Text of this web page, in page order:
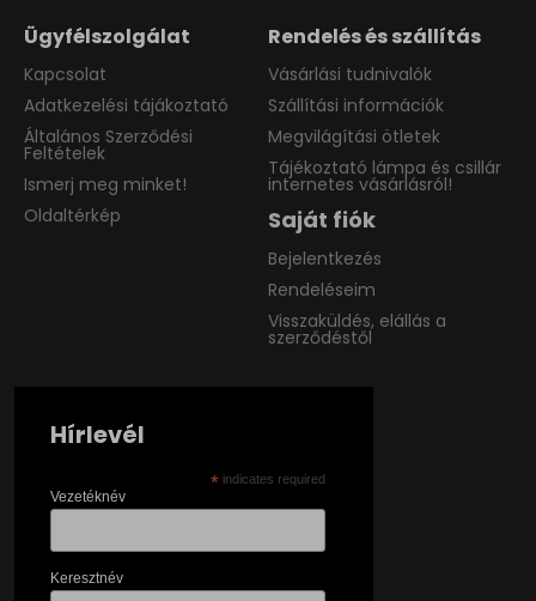
Ügyfélszolgálat
Kapcsolat
Adatkezelési tájákoztató
Általános Szerződési
Feltételek
Ismerj meg minket!
Oldaltérkép
Rendelés és szállítás
Vásárlási tudnivalók
Szállítási információk
Megvilágítási ötletek
Tájékoztató lámpa és csillár
internetes vásárlásról!
Saját fiók
Bejelentkezés
Rendeléseim
Visszaküldés, elállás a
szerződéstől
Hírlevél
* indicates required
Vezetéknév
Keresztnév